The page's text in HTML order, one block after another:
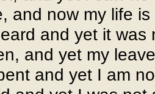
and now my life
and yet it was
and yet my
and yet I am